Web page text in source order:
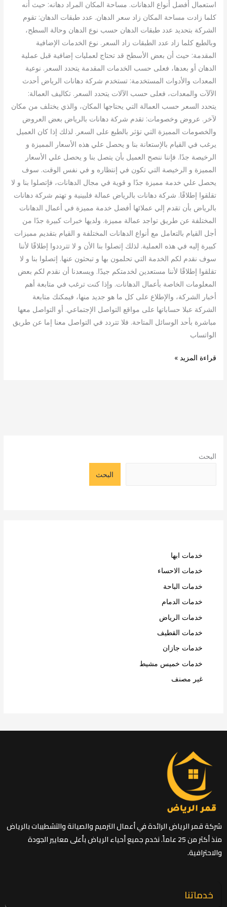
استعمال أفضل أنواع الدهانات. مساحة المكان المراد دهانه: حيث أنه
كلما زادت مساحة المكان زاد سعر الدهان. عدد طبقات الدهان: تقوم
الشركة بتحديد عدد طبقات الدهان حسب نوع الدهان وحالة السطح،
وبالطبع كلما زاد عدد الطبقات زاد السعر. نوع الخدمات الإضافية
المقدمة: حيث أن بعض الأسطح قد تحتاج لعمليات إضافية قبل عملية
الدهان أو بعدها، فعلى حسب الخدمات المقدمة يتحدد السعر. نوعية
المعدات والأدوات المستخدمة: تستخدم شركة دهانات الرياض أحدث
الآلآت والمعدات، فعلى حسب الآلات يتحدد السعر. تكاليف العمالة:
يتحدد السعر حسب العمالة التي يحتاجها المكان، والذي يختلف من مكان
لآخر. عروض وخصومات: تقدم شركة دهانات بالرياض بعض العروض
والخصومات المميزة التي تؤثر بالطبع على السعر. لذلك إذا كان العميل
يرغب في القيام بالإستعانة بنا و يحصل علي هذه الأسعار المميزة و
الرخيصة جدًا. فإننا ننصح العميل بأن يتصل بنا و يحصل علي الأسعار
المميزة و الرخيصة التي تكون في إنتظاره و في نفس الوقت. سوف
يحصل علي خدمة مميزة جدًا و قوية في مجال الدهانات، فإتصلوا بنا و لا
تقلقوا إطلاقًا. شركة دهانات بالرياض عمالة فلبينية و تهتم شركة دهانات
بالرياض بأن تقدم إلي عملائها أفضل خدمة مميزة في أعمال الدهانات
المختلفة عن طريق تواجد عمالة مميزة. ولديها خبرات كبيرة جدًا من
أجل القيام بالتعامل مع أنواع الدهانات المختلفة و القيام بتقديم مميزات
كبيرة إليه في هذه العملية. لذلك إتصلوا بنا الأن و لا تترددوا إطلاقًا لأننا
سوف نقدم لكم الخدمة التي تحلمون بها و تبحثون عنها. إتصلوا بنا و لا
تقلقوا إطلاقًا لأننا مستعدين لخدمتكم جيدًا. ويسعدنا أن نقدم لكم بعض
المعلومات الخاصة بأعمال الدهانات. وإذا كنت ترغب في متابعة أهم
أخبار الشركة، والإطلاع على كل ما هو جديد منها، فيمكنك متابعة
الشركة عبلا حساباتها على مواقع التواصل الإجتماعي. أو التواصل معها
مباشرة بأحد الوسائل المتاحة. فلا تتردد في التواصل معنا إما عن طريق
الواتساب
قراءة المزيد »
البحث
البحث
خدمات ابها
خدمات الاحساء
خدمات الباحة
خدمات الدمام
خدمات الرياض
خدمات القطيف
خدمات جازان
خدمات خميس مشيط
غير مصنف
شركة قمر الرياض الرائدة في أعمال الترميم والصيانة والتشطيبات بالرياض
منذ أكثر من 25 عاماً. نخدم جميع أحياء الرياض بأعلى معايير الجودة
والاحترافية.
خدماتنا